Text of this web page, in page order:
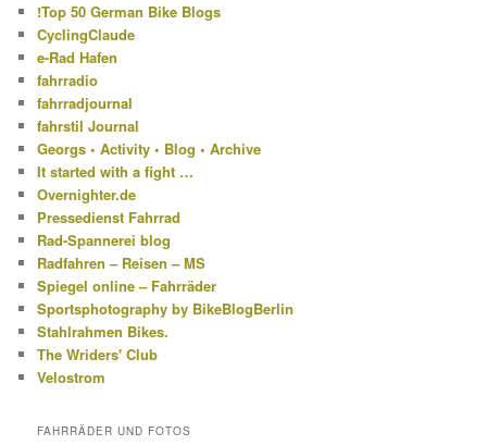
!Top 50 German Bike Blogs
CyclingClaude
e-Rad Hafen
fahrradio
fahrradjournal
fahrstil Journal
Georgs • Activity • Blog • Archive
It started with a fight …
Overnighter.de
Pressedienst Fahrrad
Rad-Spannerei blog
Radfahren – Reisen – MS
Spiegel online – Fahrräder
Sportsphotography by BikeBlogBerlin
Stahlrahmen Bikes.
The Wriders' Club
Velostrom
FAHRRÄDER UND FOTOS